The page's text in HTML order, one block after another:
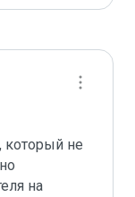
который не
на